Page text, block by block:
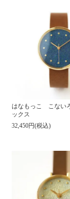
はなもっこ こない
ックス
32,450円(税込)